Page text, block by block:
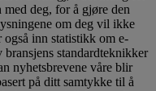
med deg, for å gjøre den
om deg vil ikke
inn statistikk om e-
standardteknikker
nyhetsbrevene våre blir
på ditt samtykke til å